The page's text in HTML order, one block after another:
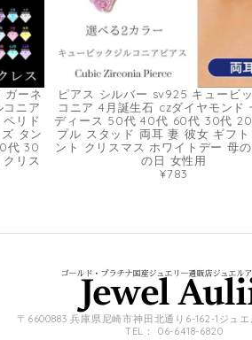
ガーネ
ニア
リド
タン
代 30
リス
ピアス シルバー sv925 キュービ
コニア 4月誕生石 czダイヤモンド
ディース 50代 40代 60代 30代
プル スタッド 両耳 妻 彼女 ギフ
ント クリスマス ホワイトデー 母
の日 女性用
¥783
〒6600883 兵庫県尼崎市神田北通り6-162-1ジュ
TEL： 06-6418-6820